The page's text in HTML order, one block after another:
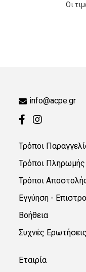
Οι
info@acpe.gr
Τρόποι
Τρόποι Πληρωμής
Τρόποι
Εγγύηση -
Βοήθεια
Συχνές Ερωτήσεις
Εταιρία